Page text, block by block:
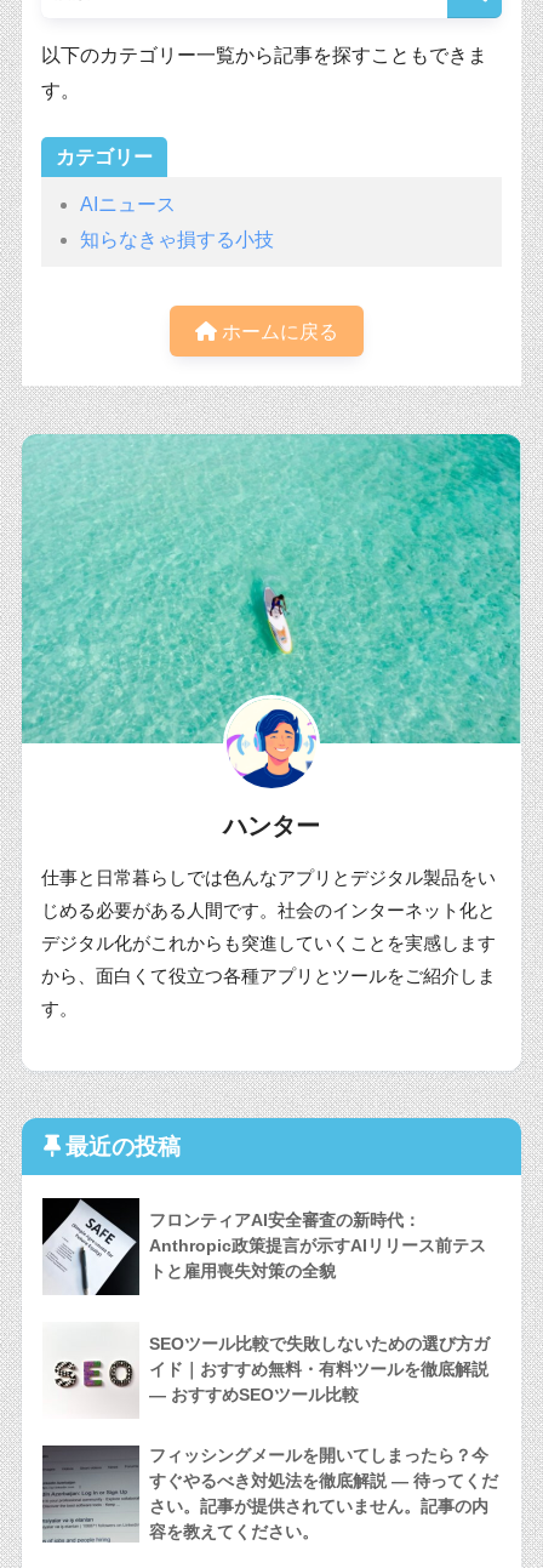
以下のカテゴリー一覧から記事を探すこともできま
す。
カテゴリー
AIニュース
知らなきゃ損する小技
ホームに戻る
ハンター
仕事と日常暮らしでは色んなアプリとデジタル製品をい
じめる必要がある人間です。社会のインターネット化と
デジタル化がこれからも突進していくことを実感します
から、面白くて役立つ各種アプリとツールをご紹介しま
す。
最近の投稿
フロンティアAI安全審査の新時代：
Anthropic政策提言が示すAIリリース前テス
トと雇用喪失対策の全貌
SEOツール比較で失敗しないための選び方ガ
イド｜おすすめ無料・有料ツールを徹底解説
— おすすめSEOツール比較
フィッシングメールを開いてしまったら？今
すぐやるべき対処法を徹底解説 — 待ってくだ
さい。記事が提供されていません。記事の内
容を教えてください。